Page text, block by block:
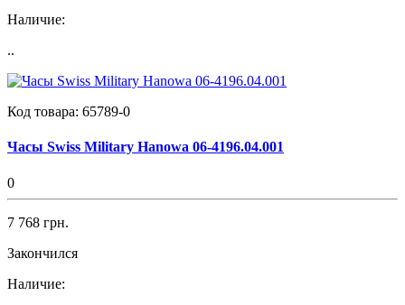
Наличие:
..
Код товара: 65789-0
Часы Swiss Military Hanowa 06-4196.04.001
0
7 768 грн.
Закончился
Наличие: